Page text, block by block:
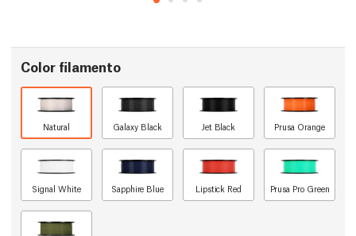
Color filamento
Natural Galaxy Black Jet Black Prusa Orange
Signal White Sapphire Blue Lipstick Red Prusa Pro Green